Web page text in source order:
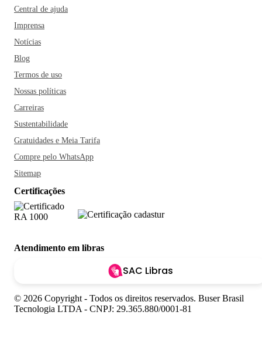
Central de ajuda
Imprensa
Notícias
Blog
Termos de uso
Nossas políticas
Carreiras
Sustentabilidade
Gratuidades e Meia Tarifa
Compre pelo WhatsApp
Sitemap
Certificações
Atendimento em libras
SAC Libras
© 2026 Copyright - Todos os direitos reservados. Buser Brasil
Tecnologia LTDA - CNPJ: 29.365.880/0001-81